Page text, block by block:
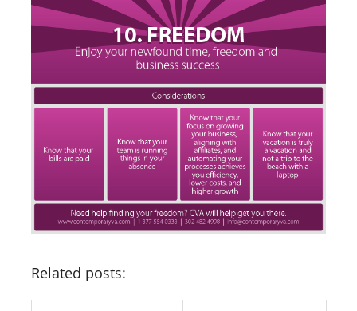
Related posts: